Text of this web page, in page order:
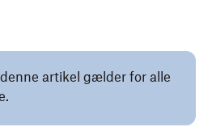
artikel gælder for alle